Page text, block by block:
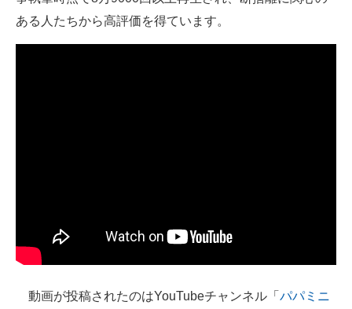
進化するPCとデバイスの未来
マーケ×ITの今がよく分かる
ITエンジニア向け専門サイト
企業向けIT製品の総合サイト
ある人たちから高評価を得ています。
動画が投稿されたのはYouTubeチャンネル「 パパミニ